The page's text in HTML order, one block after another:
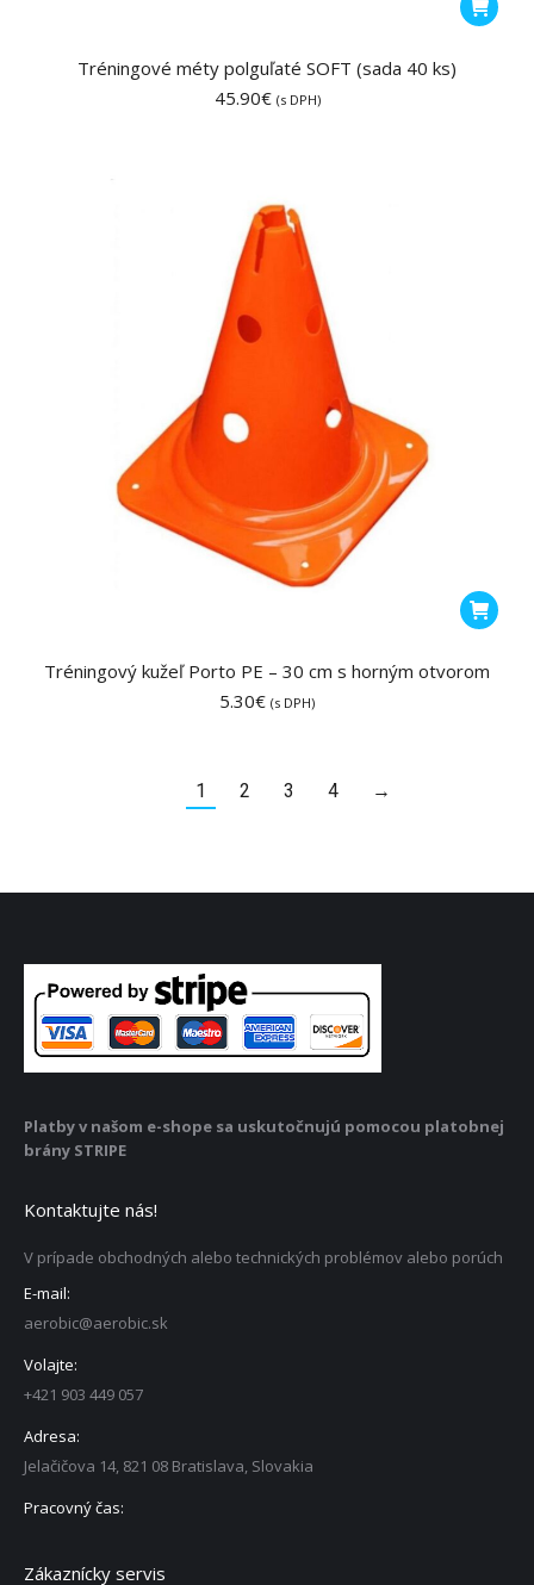
Tréningové méty polguľaté SOFT (sada 40 ks)
45.90€ (s DPH)
Tréningový kužeľ Porto PE – 30 cm s horným otvorom
5.30€ (s DPH)
1 2 3 4 →
Platby v našom e-shope sa uskutočnujú pomocou platobnej
brány STRIPE
Kontaktujte nás!
V prípade obchodných alebo technických problémov alebo porúch
E-mail:
aerobic@aerobic.sk
Volajte:
+421 903 449 057
Adresa:
Jelačičova 14, 821 08 Bratislava, Slovakia
Pracovný čas:
Zákaznícky servis